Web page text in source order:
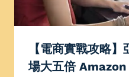
【電商實戰攻略
場大五倍